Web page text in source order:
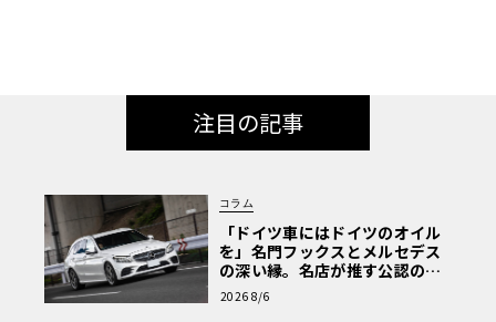
注目の記事
コラム
「ドイツ車にはドイツのオイル
を」名門フックスとメルセデス
の深い縁。名店が推す公認の安
心と、Cクラスで味わうシルキー
な走り〈PR〉
2026 8/6